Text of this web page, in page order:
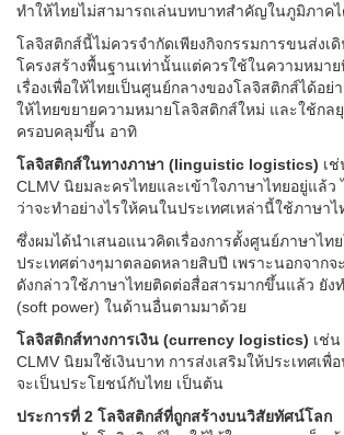
ทำให้ไทยไม่สามารถเล่นบทบาทสำคัญในภูมิภาคไ
โลจิสติกส์นี้ไม่ควรจำกัดเพียงกิจกรรมการขนส่งเ
โครงสร้างพื้นฐานเท่านั้นแต่ควรใช้ในความหมา
เรื่องเพื่อให้ไทยเป็นศูนย์กลางของโลจิสติกส์ได้อย่
ให้ไทยขยายความหมายโลจิสติกส์ใหม่ และใช้กล
ครอบคลุมขึ้น อาทิ
โลจิสติกส์ในทางภาษา (linguistic logistics) เ
CLMV นิยมละครไทยและเข้าใจภาษาไทยอยู่แล้ว
ว่าจะทำอย่างไรให้คนในประเทศเหล่านี้ใช้ภาษา
ซึ่งผมได้นำเสนอแนวคิดเรื่องการตั้งศูนย์ภาษาไท
ประเทศต่างๆมาตลอดหลายสิบปี เพราะนอกจาก
ดังกล่าวใช้ภาษาไทยติดต่อสื่อสารมากขึ้นแล้ว ยัง
(soft power) ในด้านอื่นตามมาด้วย
โลจิสติกส์ทางการเงิน (currency logistics) เช่
CLMV นิยมใช้เงินบาท การส่งเสริมให้ประเทศเพื่
จะเป็นประโยชน์กับไทย เป็นต้น
ประการที่ 2 โลจิสติกส์ที่ถูกสร้างบนวิสัยทัศน์โลก